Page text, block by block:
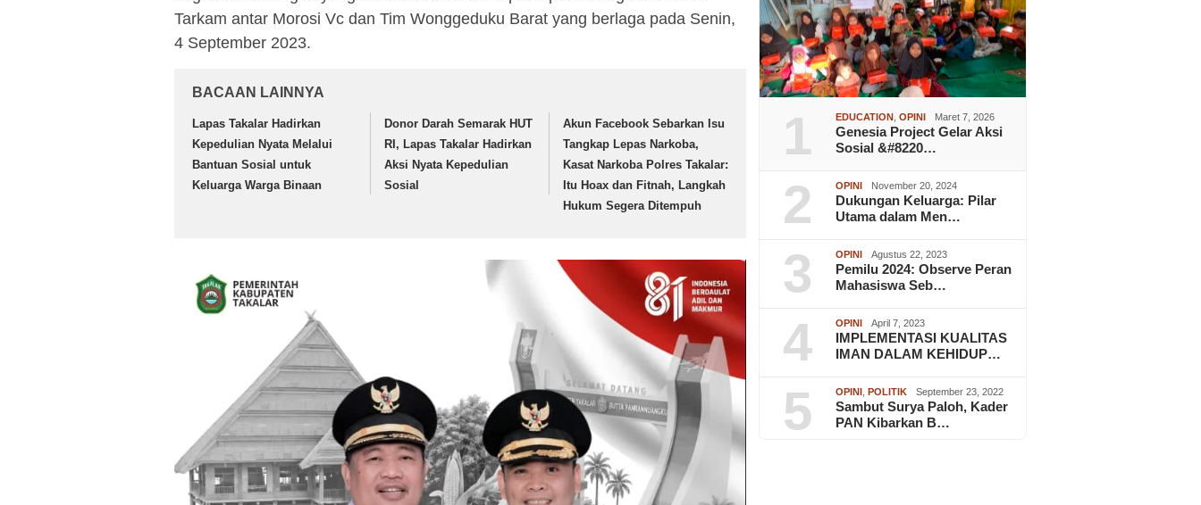
Tarkam antar Morosi Vc dan Tim Wonggeduku Barat yang berlaga pada Senin,
4 September 2023.
BACAAN LAINNYA
Lapas Takalar Hadirkan
Kepedulian Nyata Melalui
Bantuan Sosial untuk
Keluarga Warga Binaan
Donor Darah Semarak HUT
RI, Lapas Takalar Hadirkan
Aksi Nyata Kepedulian
Sosial
Akun Facebook Sebarkan Isu
Tangkap Lepas Narkoba,
Kasat Narkoba Polres Takalar:
Itu Hoax dan Fitnah, Langkah
Hukum Segera Ditempuh
1 EDUCATION ,OPINI Maret 7, 2026
Genesia Project Gelar Aksi
Sosial &#8220…
2 OPINI November 20, 2024
Dukungan Keluarga: Pilar
Utama dalam Men…
3 OPINI Agustus 22, 2023
Pemilu 2024: Observe Peran
Mahasiswa Seb…
4 OPINI April 7, 2023
IMPLEMENTASI KUALITAS
IMAN DALAM KEHIDUP…
5 OPINI , POLITIK September 23, 2022
Sambut Surya Paloh, Kader
PAN Kibarkan B…